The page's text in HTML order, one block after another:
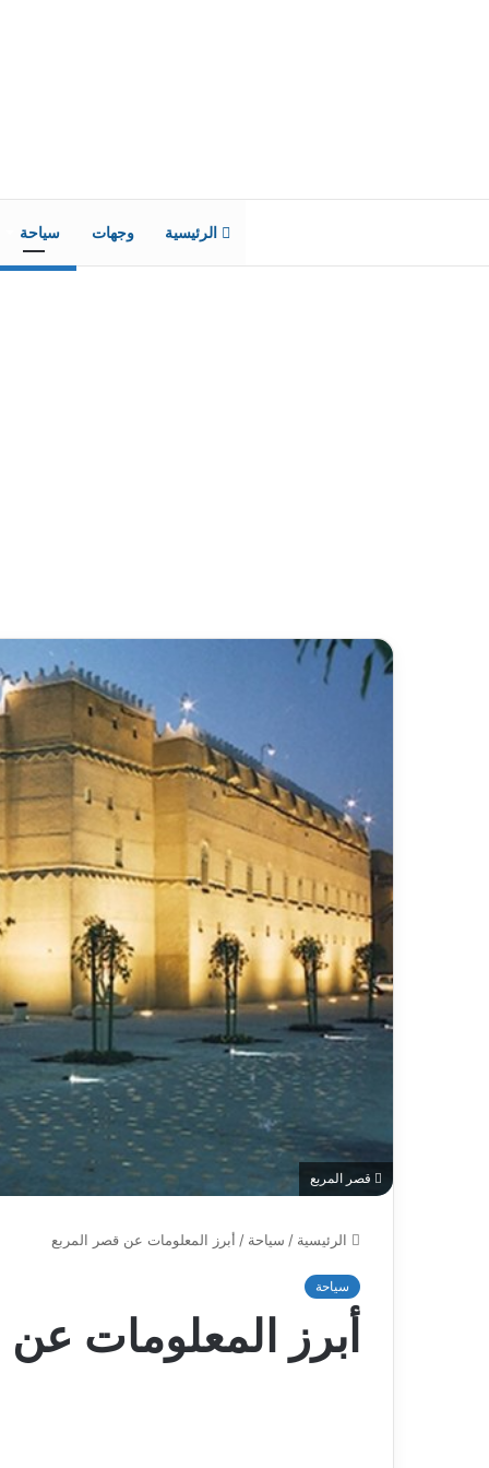
الرئيسية وجهات سياحة
قصر المربع
الرئيسية / سياحة / أبرز المعلومات عن قصر المربع
سياحة
أبرز المعلومات